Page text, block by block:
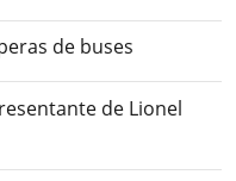
de buses
de Lionel